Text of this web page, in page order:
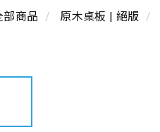
部商品 原木桌板 | 絕版